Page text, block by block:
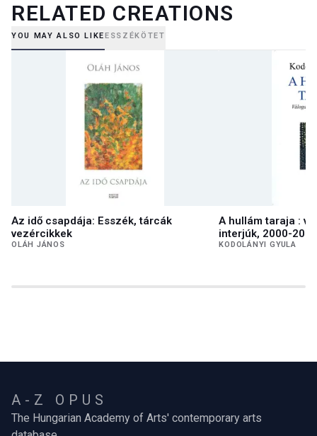
RELATED CREATIONS
YOU MAY ALSO LIKEESSZÉKÖTET
Az idő csapdája: Esszék, tárcák
vezércikkek
OLÁH JÁNOS
A hullám taraja :
interjúk, 2000-
KODOLÁNYI GYULA
A-Z OPUS
The Hungarian Academy of Arts' contemporary arts